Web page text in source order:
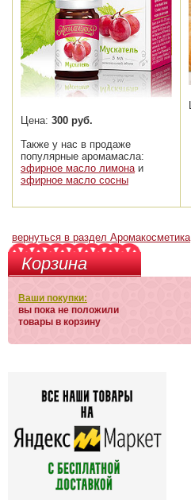
Цена: 300 руб.
Также у нас в продаже
популярные аромамасла:
эфирное масло лимонаи
эфирное масло сосны
вернуться в раздел Аромакосметика
Корзина
Ваши покупки:
вы пока не положили
товары в корзину